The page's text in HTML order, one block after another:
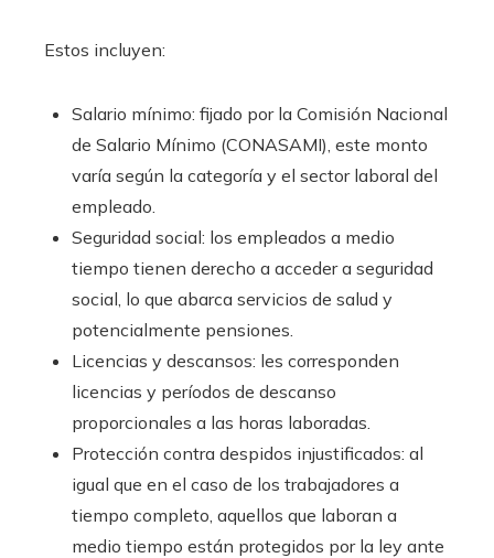
Estos incluyen:
Salario mínimo: fijado por la Comisión Nacional
de Salario Mínimo (CONASAMI), este monto
varía según la categoría y el sector laboral del
empleado.
Seguridad social: los empleados a medio
tiempo tienen derecho a acceder a seguridad
social, lo que abarca servicios de salud y
potencialmente pensiones.
Licencias y descansos: les corresponden
licencias y períodos de descanso
proporcionales a las horas laboradas.
Protección contra despidos injustificados: al
igual que en el caso de los trabajadores a
tiempo completo, aquellos que laboran a
medio tiempo están protegidos por la ley ante